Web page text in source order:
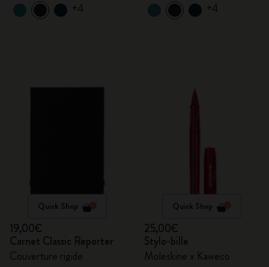
+4 +4
Quick Shop
19,00€
Carnet Classic Reporter
Couverture rigide
Quick Shop
25,00€
Stylo-bille
Moleskine x Kaweco